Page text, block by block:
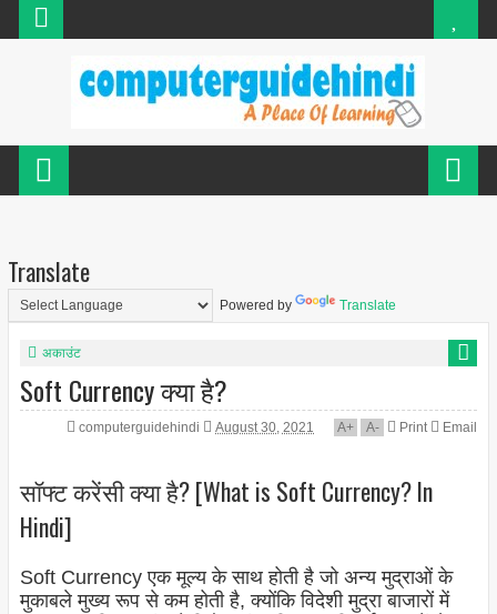
Translate
Powered by Translate
अकाउंट
Soft Currency क्या है?
computerguidehindi August 30, 2021 A+ A- Print Email
सॉफ्ट करेंसी क्या है? [What is Soft Currency? In
Hindi]
Soft Currency एक मूल्य के साथ होती है जो अन्य मुद्राओं के
मुकाबले मुख्य रूप से कम होती है, क्योंकि विदेशी मुद्रा बाजारों में